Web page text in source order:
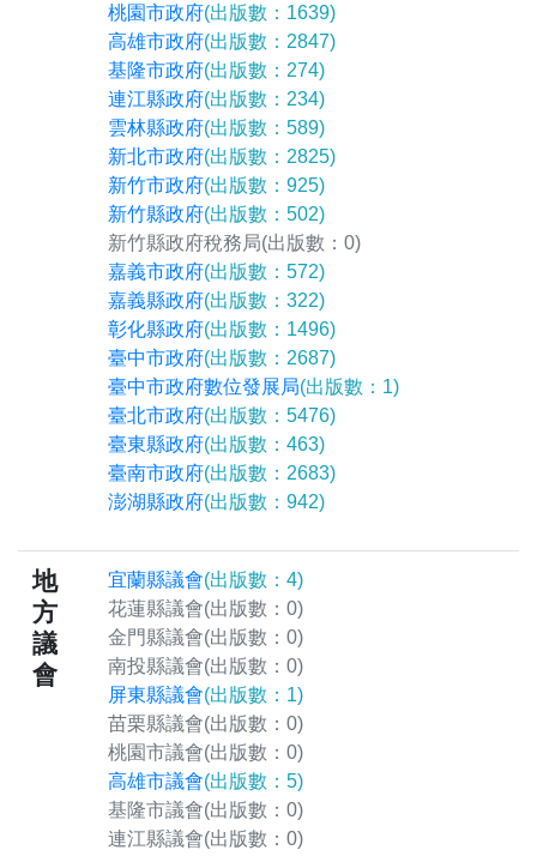
桃園市政府(出版數：1639)
高雄市政府(出版數：2847)
基隆市政府(出版數：274)
連江縣政府(出版數：234)
雲林縣政府(出版數：589)
新北市政府(出版數：2825)
新竹市政府(出版數：925)
新竹縣政府(出版數：502)
新竹縣政府稅務局(出版數：0)
嘉義市政府(出版數：572)
嘉義縣政府(出版數：322)
彰化縣政府(出版數：1496)
臺中市政府(出版數：2687)
臺中市政府數位發展局(出版數：1)
臺北市政府(出版數：5476)
臺東縣政府(出版數：463)
臺南市政府(出版數：2683)
澎湖縣政府(出版數：942)
地
方
議
會
宜蘭縣議會(出版數：4)
花蓮縣議會(出版數：0)
金門縣議會(出版數：0)
南投縣議會(出版數：0)
屏東縣議會(出版數：1)
苗栗縣議會(出版數：0)
桃園市議會(出版數：0)
高雄市議會(出版數：5)
基隆市議會(出版數：0)
連江縣議會(出版數：0)